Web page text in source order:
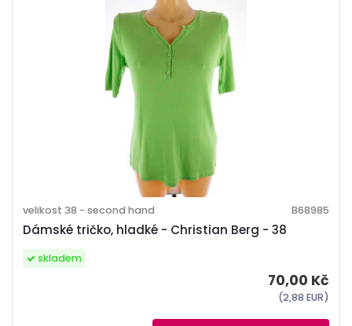
Dámské tričko, hladké - Christian Berg - 38
velikost 38 - second hand B68985
70,00 Kč
(2,88 EUR)
skladem